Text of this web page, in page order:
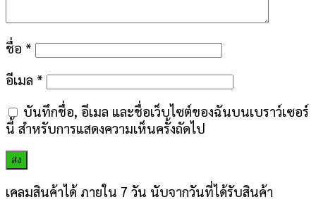
ชื่อ *
อีเมล *
บันทึกชื่อ, อีเมล และชื่อเว็บไซต์ของฉันบนเบราว์เซอร์
นี้ สำหรับการแสดงความเห็นครั้งถัดไป
เคลมสินค้าได้ ภายใน 7 วัน นับจากวันที่ได้รับสินค้า